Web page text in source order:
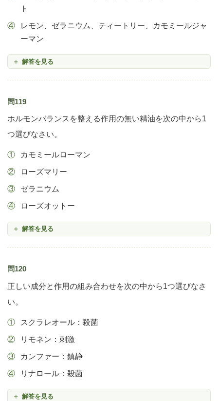
ト
レモン、ゼラニウム、ティートリー、カモミールジャ
ーマン
解答を見る
問119
ホルモンバランスを整える作用の無い精油を次の中から1
つ選びなさい。
カモミールローマン
ローズマリー
ゼラニウム
ローズオットー
解答を見る
問120
正しい成分と作用の組み合わせを次の中から1つ選びなさ
い。
スクラレオール：殺菌
リモネン：刺激
カンファー：鎮静
リナロール：殺菌
解答を見る